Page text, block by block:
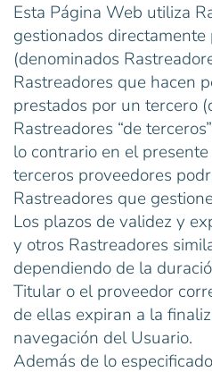
Esta Página Web utiliza
gestionados
(denominados
Rastreadores que hacen
prestados por un tercero
Rastreadores “de
lo contrario en el
terceros proveedores
Rastreadores que
Los plazos de validez y
y otros Rastreadores
dependiendo de la
Titular o el proveedor
de ellas expiran a la
navegación del Usuario.
Además de lo